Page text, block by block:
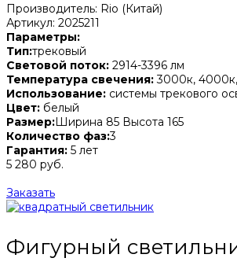
Производитель: Rio (Китай)
Артикул: 2025211
Параметры:
Тип:трековый
Световой поток: 2914-3396 лм
Температура свечения:3000к,
Использование: системы трекового
Цвет: белый
Размер:Ширина 85 Высота 165
Количество фаз:3
Гарантия: 5 лет
5 280 руб.
Заказать
Фигурный